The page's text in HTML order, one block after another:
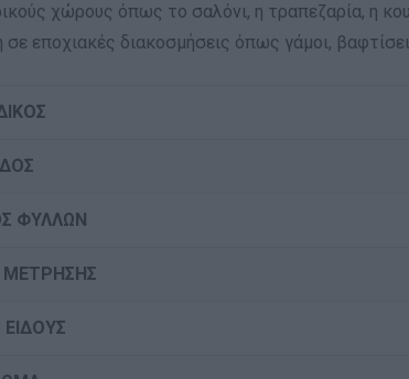
χώρους όπως το σαλόνι, η τραπεζαρία, η
εποχιακές διακοσμήσεις όπως γάμοι,
ΦΥΛΛΩΝ